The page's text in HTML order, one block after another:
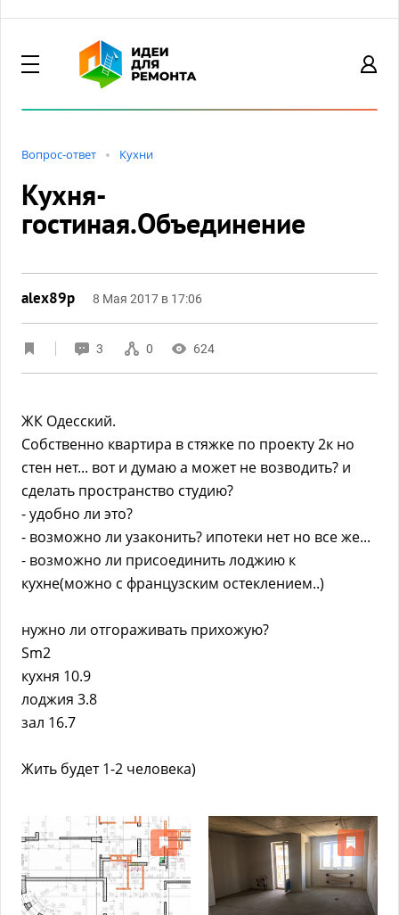
Вопрос-ответ Кухни
Кухня-
гостиная.Объединение
alex89p 8 Мая 2017 в 17:06
3 0 624
ЖК Одесский.
Собственно квартира в стяжке по проекту 2к но
стен нет... вот и думаю а может не возводить? и
сделать пространство студию?
- удобно ли это?
- возможно ли узаконить? ипотеки нет но все же...
- возможно ли присоединить лоджию к
кухне(можно с французским остеклением..)
нужно ли отгораживать прихожую?
Sm2
кухня 10.9
лоджия 3.8
зал 16.7
Жить будет 1-2 человека)